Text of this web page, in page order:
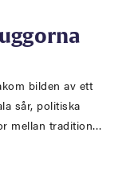
bilden av ett
sår, politiska
mellan tradition…